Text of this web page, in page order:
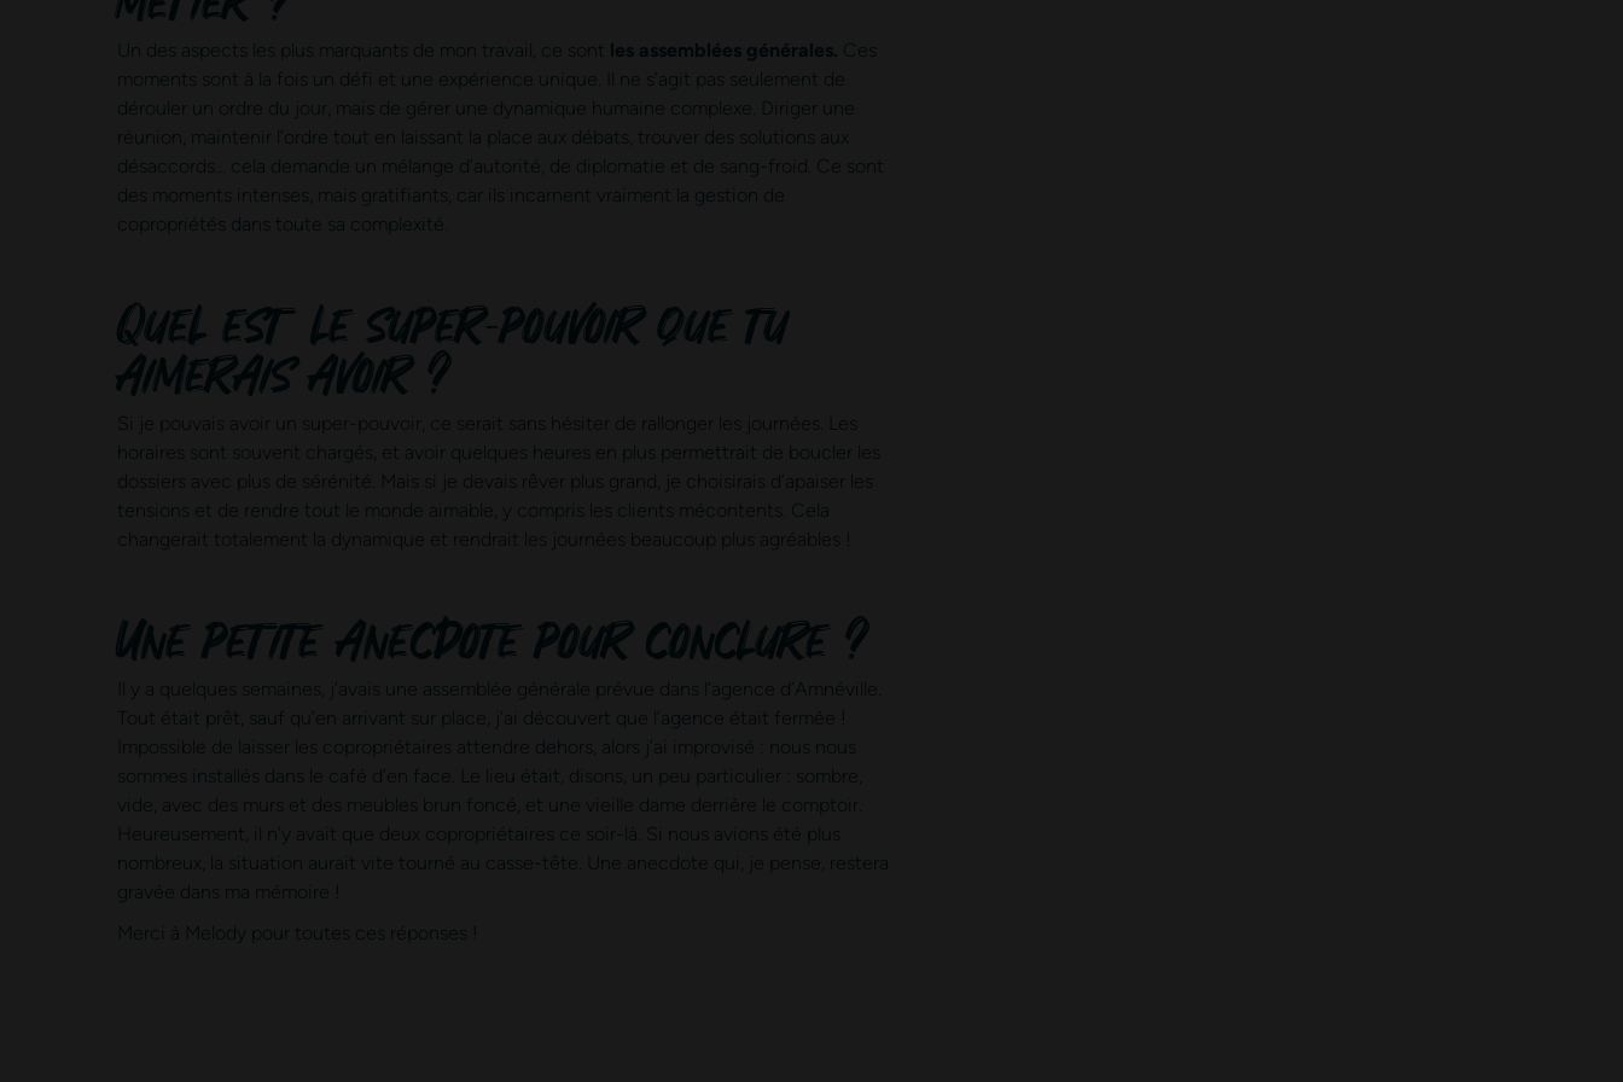
Un des aspects les plus marquants de mon travail, ce sont les assemblées générales. Ces
moments sont à la fois un défi et une expérience unique. Il ne s’agit pas seulement de
dérouler un ordre du jour, mais de gérer une dynamique humaine complexe. Diriger une
réunion, maintenir l’ordre tout en laissant la place aux débats, trouver des solutions aux
désaccords… cela demande un mélange d’autorité, de diplomatie et de sang-froid. Ce sont
des moments intenses, mais gratifiants, car ils incarnent vraiment la gestion de
copropriétés dans toute sa complexité.
Quel est le super-pouvoir que tu
aimerais avoir ?
Si je pouvais avoir un super-pouvoir, ce serait sans hésiter de rallonger les journées. Les
horaires sont souvent chargés, et avoir quelques heures en plus permettrait de boucler les
dossiers avec plus de sérénité. Mais si je devais rêver plus grand, je choisirais d’apaiser les
tensions et de rendre tout le monde aimable, y compris les clients mécontents. Cela
changerait totalement la dynamique et rendrait les journées beaucoup plus agréables !
Une petite anecdote pour conclure ?
Il y a quelques semaines, j’avais une assemblée générale prévue dans l’agence d’Amnéville.
Tout était prêt, sauf qu’en arrivant sur place, j’ai découvert que l’agence était fermée !
Impossible de laisser les copropriétaires attendre dehors, alors j’ai improvisé : nous nous
sommes installés dans le café d’en face. Le lieu était, disons, un peu particulier : sombre,
vide, avec des murs et des meubles brun foncé, et une vieille dame derrière le comptoir.
Heureusement, il n’y avait que deux copropriétaires ce soir-là. Si nous avions été plus
nombreux, la situation aurait vite tourné au casse-tête. Une anecdote qui, je pense, restera
gravée dans ma mémoire !
Merci à Melody pour toutes ces réponses !